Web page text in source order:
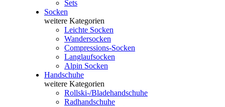
Sets
Socken
weitere Kategorien
Leichte Socken
Wandersocken
Compressions-Socken
Langlaufsocken
Alpin Socken
Handschuhe
weitere Kategorien
Rollski-/Bladehandschuhe
Radhandschuhe